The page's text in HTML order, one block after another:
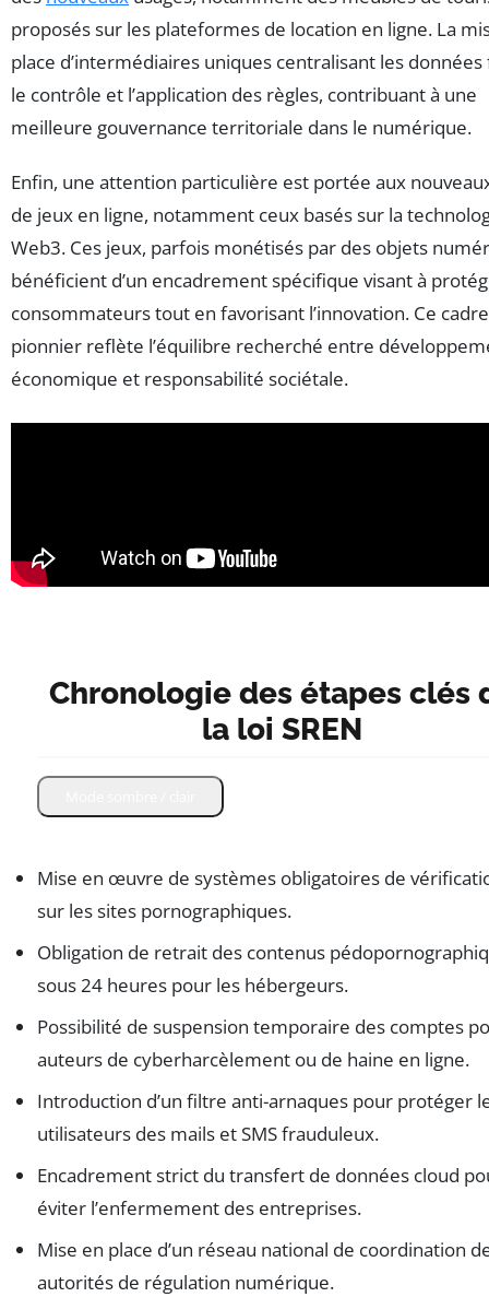
proposés sur les plateformes de location en ligne. La
place d’intermédiaires uniques centralisant les données
le contrôle et l’application des règles, contribuant à une
meilleure gouvernance territoriale dans le numérique.
Enfin, une attention particulière est portée aux
de jeux en ligne, notamment ceux basés sur la
Web3. Ces jeux, parfois monétisés par des objets
bénéficient d’un encadrement spécifique visant à
consommateurs tout en favorisant l’innovation. Ce cadre
pionnier reflète l’équilibre recherché entre
économique et responsabilité sociétale.
Chronologie des étapes clés
la loi SREN
Mise en œuvre de systèmes obligatoires de
sur les sites pornographiques.
Obligation de retrait des contenus
sous 24 heures pour les hébergeurs.
Possibilité de suspension temporaire des comptes
auteurs de cyberharcèlement ou de haine en ligne.
Introduction d’un filtre anti-arnaques pour protéger
utilisateurs des mails et SMS frauduleux.
Encadrement strict du transfert de données cloud
éviter l’enfermement des entreprises.
Mise en place d’un réseau national de coordination
autorités de régulation numérique.